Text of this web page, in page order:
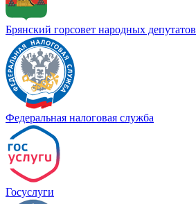
Брянский горсовет народных депутатов
Федеральная налоговая служба
Госуслуги